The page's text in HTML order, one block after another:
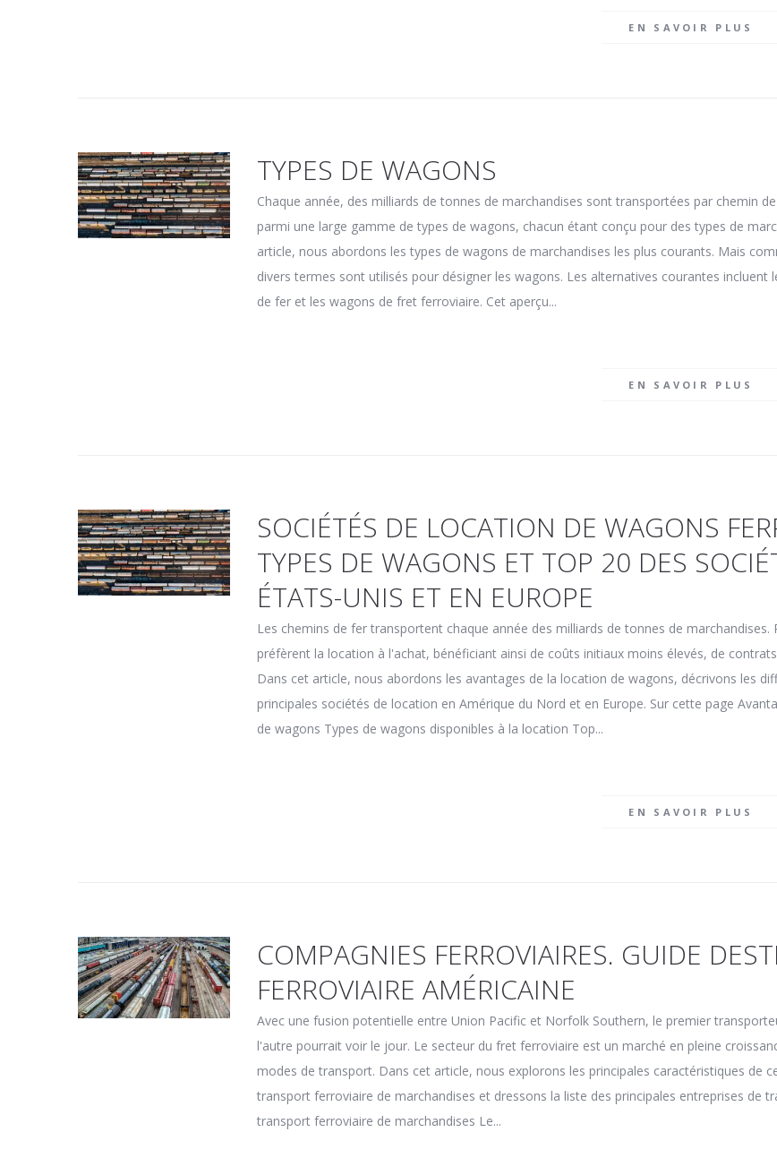
EN SAVOIR PLUS
TYPES DE WAGONS
Chaque année, des milliards de tonnes de marchandises sont transportées par chemin
parmi une large gamme de types de wagons, chacun étant conçu pour des types de
article, nous abordons les types de wagons de marchandises les plus courants. Mais
divers termes sont utilisés pour désigner les wagons. Les alternatives courantes
de fer et les wagons de fret ferroviaire. Cet aperçu...
EN SAVOIR PLUS
SOCIÉTÉS DE LOCATION DE WAGONS
TYPES DE WAGONS ET TOP 20 DES
ÉTATS-UNIS ET EN EUROPE
Les chemins de fer transportent chaque année des milliards de tonnes de
préfèrent la location à l'achat, bénéficiant ainsi de coûts initiaux moins élevés, de
Dans cet article, nous abordons les avantages de la location de wagons, décrivons les
principales sociétés de location en Amérique du Nord et en Europe. Sur cette page
de wagons Types de wagons disponibles à la location Top...
EN SAVOIR PLUS
COMPAGNIES FERROVIAIRES. GUIDE
FERROVIAIRE AMÉRICAINE
Avec une fusion potentielle entre Union Pacific et Norfolk Southern, le premier
l'autre pourrait voir le jour. Le secteur du fret ferroviaire est un marché en pleine
modes de transport. Dans cet article, nous explorons les principales caractéristiques de
transport ferroviaire de marchandises et dressons la liste des principales entreprises de
transport ferroviaire de marchandises Le...